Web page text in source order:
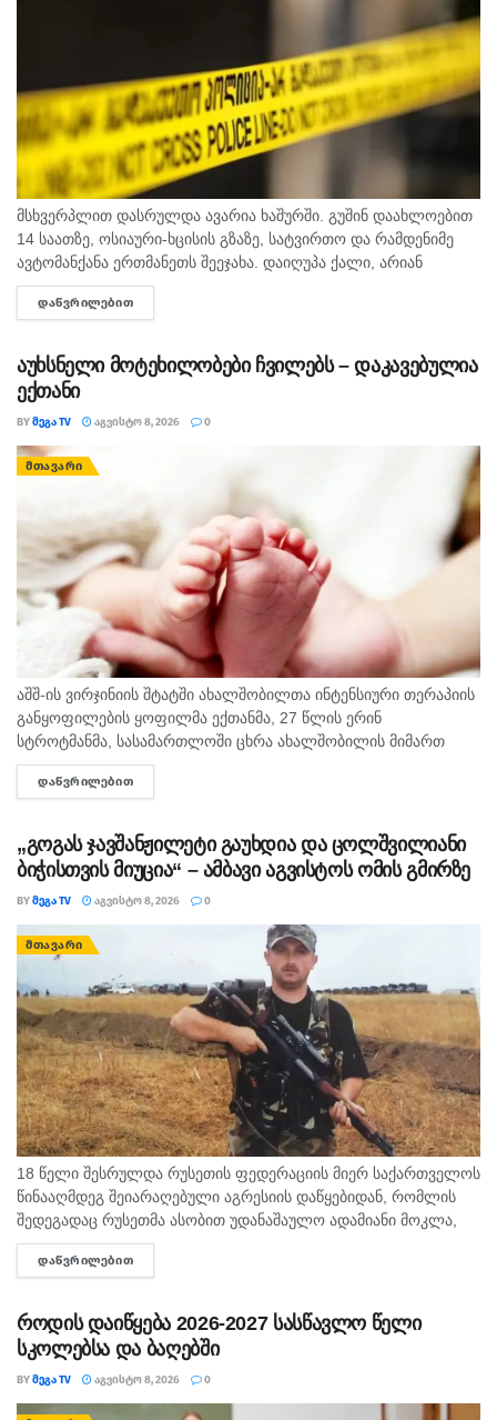
მსხვერპლით დასრულდა ავარია ხაშურში. გუშინ დაახლოებით
14 საათზე, ოსიაური-ხცისის გზაზე, სატვირთო და რამდენიმე
ავტომანქანა ერთმანეთს შეეჯახა. დაიღუპა ქალი, არიან
დაშავებულებიც. შსს-ს ინფორმაციით, გამოძიება 276-ე მუხლის
მე-6 ნაწილით მიმდინარეობს.
ᲓᲐᲬᲕᲠᲘᲚᲔᲑᲘᲗ
აუხსნელი მოტეხილობები ჩვილებს – დაკავებულია
ექთანი
BYᲛᲔᲒᲐ TV ᲐᲒᲕᲘᲡᲢᲝ 8, 2026 0
ᲛᲗᲐᲕᲐᲠᲘ
აშშ-ის ვირჯინიის შტატში ახალშობილთა ინტენსიური თერაპიის
განყოფილების ყოფილმა ექთანმა, 27 წლის ერინ
სტროტმანმა, სასამართლოში ცხრა ახალშობილის მიმართ
ბავშვზე ძალადობის ბრალდებაზე დანაშაული არ უარყო. საქმე
ერთ-ერთ ყველაზე გახმაურებულ სამედიცინო სკანდალად
ᲓᲐᲬᲕᲠᲘᲚᲔᲑᲘᲗ
„გოგას ჯავშანჟილეტი გაუხდია და ცოლშვილიანი
ბიჭისთვის მიუცია“ – ამბავი აგვისტოს ომის გმირზე
BYᲛᲔᲒᲐ TV ᲐᲒᲕᲘᲡᲢᲝ 8, 2026 0
ᲛᲗᲐᲕᲐᲠᲘ
18 წელი შესრულდა რუსეთის ფედერაციის მიერ საქართველოს
წინააღმდეგ შეიარაღებული აგრესიის დაწყებიდან, რომლის
შედეგადაც რუსეთმა ასობით უდანაშაულო ადამიანი მოკლა,
დაიპყრო აფხაზეთი და ცხინვალის რეგიონი. ამ სტატიაში
აგვისტოს გმირი გოგიტა მაკრახიძის შესახებ...
ᲓᲐᲬᲕᲠᲘᲚᲔᲑᲘᲗ
როდის დაიწყება 2026-2027 სასწავლო წელი
სკოლებსა და ბაღებში
BYᲛᲔᲒᲐ TV ᲐᲒᲕᲘᲡᲢᲝ 8, 2026 0